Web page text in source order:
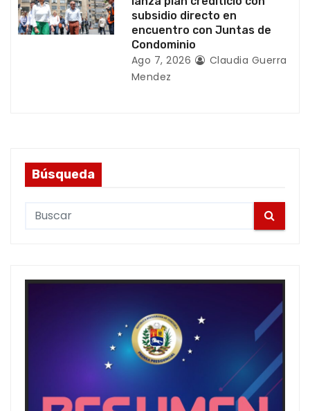
subsidio directo en
encuentro con Juntas de
Condominio
Ago 7, 2026
Claudia Guerra
Mendez
Búsqueda
c